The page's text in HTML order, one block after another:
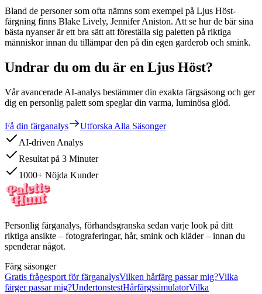
Bland de personer som ofta nämns som exempel på Ljus Höst-
färgning finns Blake Lively, Jennifer Aniston. Att se hur de bär sina
bästa nyanser är ett bra sätt att föreställa sig paletten på riktiga
människor innan du tillämpar den på din egen garderob och smink.
Undrar du om du är en Ljus Höst?
Vår avancerade AI-analys bestämmer din exakta färgsäsong och ger
dig en personlig palett som speglar din varma, luminösa glöd.
Få din färganalys
Utforska Alla Säsonger
AI-driven Analys
Resultat på 3 Minuter
1000+ Nöjda Kunder
Personlig färganalys, förhandsgranska sedan varje look på ditt
riktiga ansikte – fotograferingar, hår, smink och kläder – innan du
spenderar något.
Färg säsonger
Gratis frågesport för färganalysVilken hårfärg passar mig?Vilka
färger passar mig?UndertonstestHårfärgssimulatorVilka